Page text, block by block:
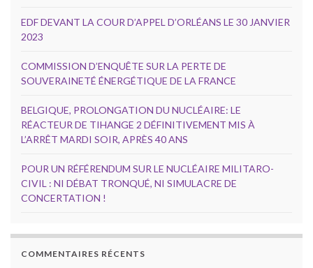
EDF DEVANT LA COUR D’APPEL D’ORLÉANS LE 30 JANVIER
2023
COMMISSION D’ENQUÊTE SUR LA PERTE DE
SOUVERAINETÉ ÉNERGÉTIQUE DE LA FRANCE
BELGIQUE, PROLONGATION DU NUCLÉAIRE: LE
RÉACTEUR DE TIHANGE 2 DÉFINITIVEMENT MIS À
L’ARRÊT MARDI SOIR, APRÈS 40 ANS
POUR UN RÉFÉRENDUM SUR LE NUCLÉAIRE MILITARO-
CIVIL : NI DÉBAT TRONQUÉ, NI SIMULACRE DE
CONCERTATION !
COMMENTAIRES RÉCENTS